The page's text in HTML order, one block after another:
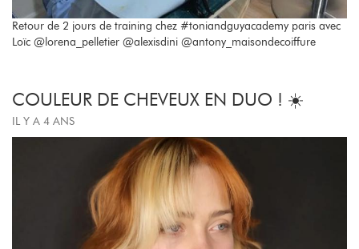
Retour de 2 jours de training chez #toniandguyacademy paris avec
Loïc @lorena_pelletier @alexisdini @antony_maisondecoiffure
COULEUR DE CHEVEUX EN DUO ! ☀️
IL Y A 4 ANS